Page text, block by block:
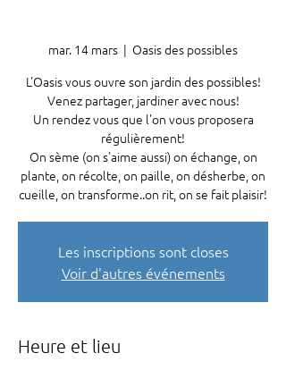
mar. 14 mars
  |
Oasis des possibles
L'Oasis vous ouvre son jardin des possibles!
Venez partager, jardiner avec nous!
Un rendez vous que l'on vous proposera
régulièrement!
On sème (on s'aime aussi) on échange, on
plante, on récolte, on paille, on désherbe, on
cueille, on transforme..on rit, on se fait plaisir!
Les inscriptions sont closes
Voir d'autres événements
Heure et lieu